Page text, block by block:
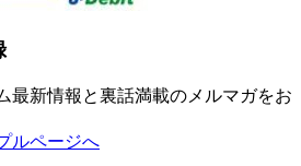
最新情報と裏話満載のメルマガをお
ルページへ